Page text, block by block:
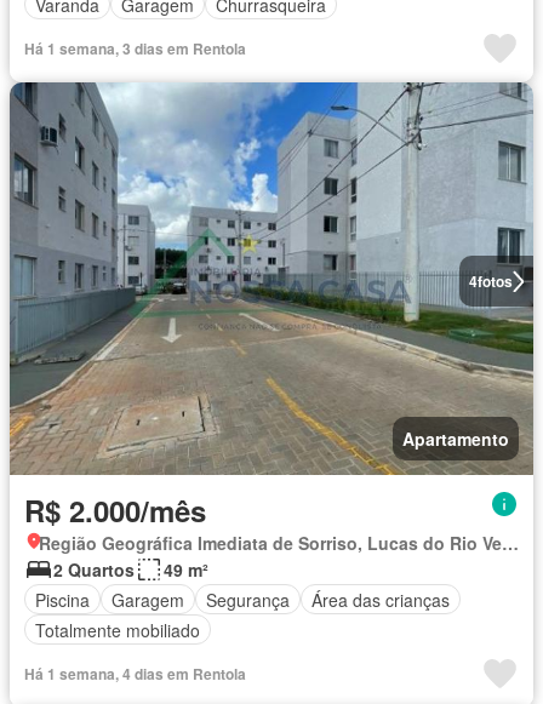
Há 1 semana, 3 dias em Rentola
4fotos
Apartamento
R$ 2.000/mês
Região Geográfica Imediata de Sorriso, Lucas do Rio Verde
2 Quartos
49 m²
Piscina
Garagem Segurança
Área das crianças
Totalmente mobiliado
Há 1 semana, 4 dias em Rentola